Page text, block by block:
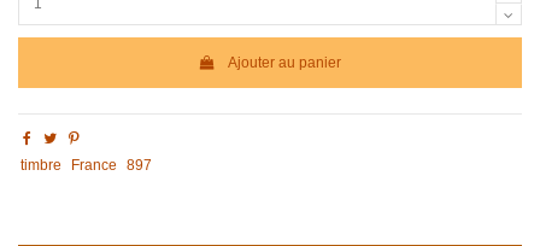
Ajouter au panier
timbre France 897